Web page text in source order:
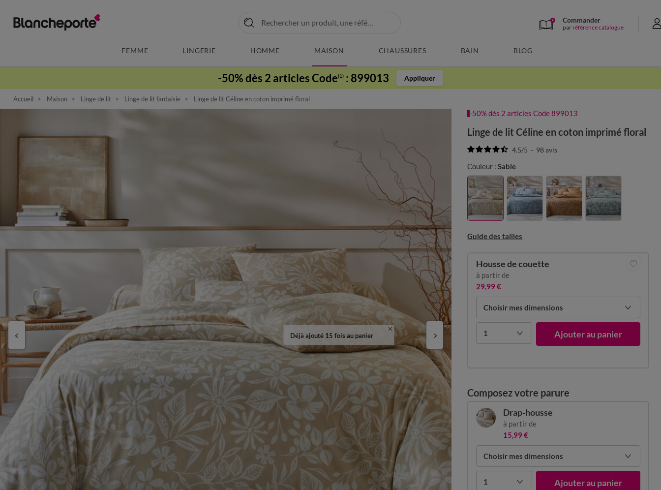
Commander
par référence catalogue
FEMME LINGERIE HOMME MAISON CHAUSSURES BAIN BLOG
-50% dès 2 articles Code(1) : 899013 Appliquer
Accueil Maison Linge de lit Linge de lit fantaisie Linge de lit Céline en coton imprimé floral
Déjà ajouté 15 fois au panier
-50% dès 2 articles Code 899013
Linge de lit Céline en coton imprimé floral
4.5/5 - 98avis
Couleur : Sable
Guide des tailles
Choisir mes dimensions
1 Ajouter au panier
Housse de couette
à partir de
29,99 €
Composez votre parure
Choisir mes dimensions
1 Ajouter au panier
Drap-housse
à partir de
15,99 €